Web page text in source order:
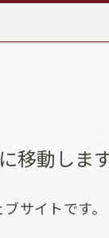
移動しま
サイトです。